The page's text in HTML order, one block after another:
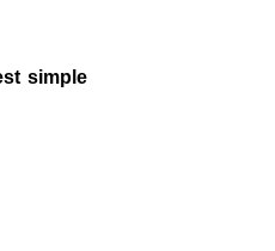
simple